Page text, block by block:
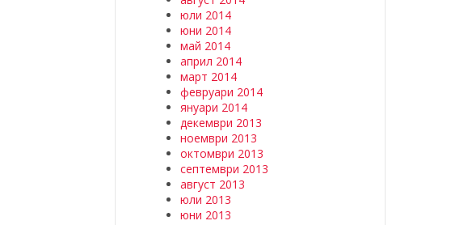
юли 2014
юни 2014
май 2014
април 2014
март 2014
февруари 2014
януари 2014
декември 2013
ноември 2013
октомври 2013
септември 2013
август 2013
юли 2013
юни 2013